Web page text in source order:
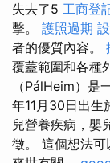
失去了5 工商登
擊。 護照過期
者的優質內容。
覆蓋範圍和各種
（PálHeim）是
年11月30日出生
兒營養疾病，嬰
徵。 這個想法可